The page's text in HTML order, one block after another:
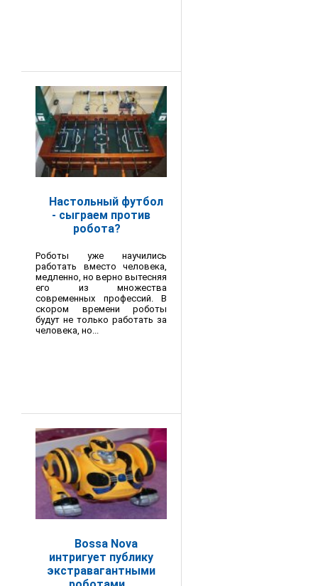
Настольный футбол
- сыграем против
робота?
Роботы уже научились
работать вместо человека,
медленно, но верно вытесняя
его из множества
современных профессий. В
скором времени роботы
будут не только работать за
человека, но...
Bossa Nova
интригует публику
экстравагантными